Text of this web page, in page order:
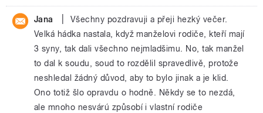
Jana
Všechny pozdravuji a přeji hezký večer.
Velká hádka nastala, když manželovi rodiče, kteří mají
3 syny, tak dali všechno nejmladšimu. No, tak manžel
to dal k soudu, soud to rozdělil spravedlivě, protože
neshledal žádný důvod, aby to bylo jinak a je klid.
Ono totiž šlo opravdu o hodně. Někdy se to nezdá,
ale mnoho nesvárú způsobí i vlastní rodiče